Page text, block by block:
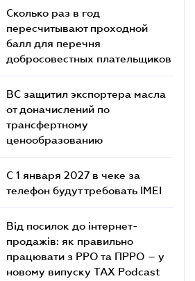
Сколько раз в год
пересчитывают проходной
балл для перечня
добросовестных плательщиков
ВС защитил экспортера масла
от доначислений по
трансфертному
ценообразованию
С 1 января 2027 в чеке за
телефон будут требовать IMEI
Від посилок до інтернет-
продажів: як правильно
працювати з РРО та ПРРО – у
новому випуску TAX Podcast